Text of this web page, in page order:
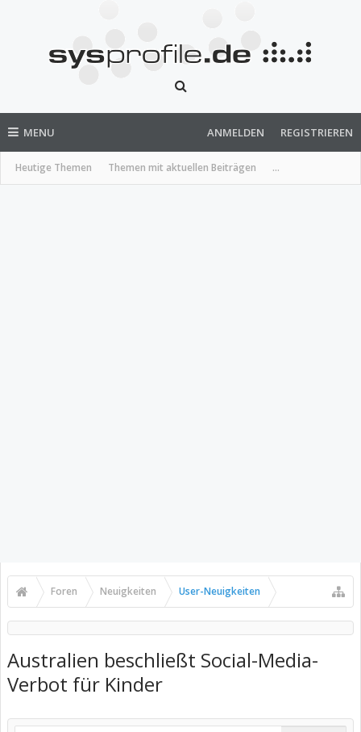
MENU
Heutige Themen Themen mit aktuellen Beiträgen ...
ANMELDEN REGISTRIEREN
Foren Neuigkeiten User-Neuigkeiten
Australien beschließt Social-Media-
Verbot für Kinder